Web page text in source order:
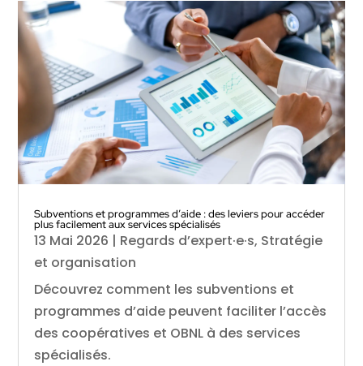
Subventions et programmes d’aide : des leviers pour accéder
plus facilement aux services spécialisés
13 Mai 2026 | Regards d’expert·e·s, Stratégie
et organisation
Découvrez comment les subventions et
programmes d’aide peuvent faciliter l’accès
des coopératives et OBNL à des services
spécialisés.